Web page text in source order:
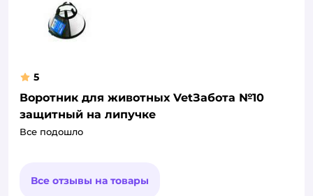
5
Воротник для животных VetЗабота №10
защитный на липучке
Все подошло
Все отзывы на товары